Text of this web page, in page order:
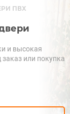
ПВХ
и высокая
или покупка